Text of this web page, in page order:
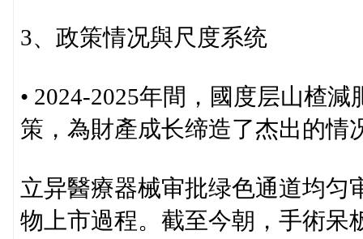
3、政策情况與尺度系统
• 2024-2025年間，國度层山楂
策，為財產成长缔造了杰出的情
立异醫療器械审批绿色通道均匀
物上市過程。截至今朝，手術呆